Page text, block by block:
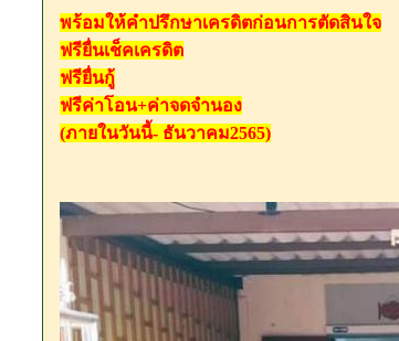
พร้อมให้คำปรึกษาเคร​ดิตก่อนการตัดสินใจ
ฟรียื่นเช็คเครดิต
ฟรียื่นกู้
ฟรีค่าโอน+ค่าจด​จำนอง
(ภายในวันนี้- ธันวาคม​2565)